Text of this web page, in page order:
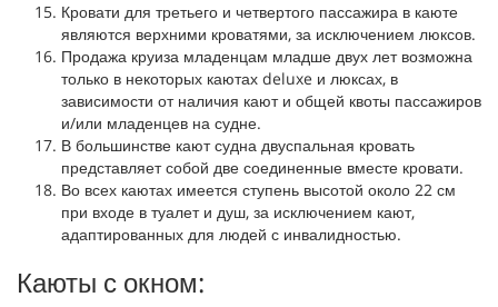
Кровати для третьего и четвертого пассажира в каюте
являются верхними кроватями, за исключением люксов.
Продажа круиза младенцам младше двух лет возможна
только в некоторых каютах deluxe и люксах, в
зависимости от наличия кают и общей квоты пассажиров
и/или младенцев на судне.
В большинстве кают судна двуспальная кровать
представляет собой две соединенные вместе кровати.
Во всех каютах имеется ступень высотой около 22 см
при входе в туалет и душ, за исключением кают,
адаптированных для людей с инвалидностью.
Каюты с окном: